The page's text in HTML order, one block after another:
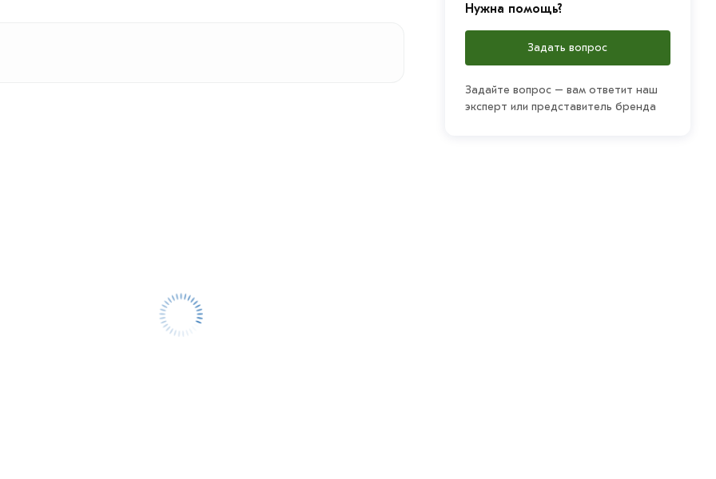
Нужна помощь?
Задать вопрос
Задайте вопрос – вам ответит наш
эксперт или представитель бренда